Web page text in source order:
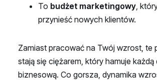
To budżet marketingowy ,
przynieść nowych klientów.
Zamiast pracować na Twój wzrost, te
stają się ciężarem, który hamuje
biznesową. Co gorsza, dynamika